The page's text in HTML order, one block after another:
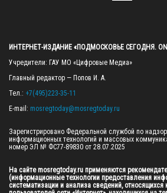
ИНТЕРНЕТ-ИЗДАНИЕ «ПОДМОСКОВЬЕ СЕГОДНЯ.
Учредители: ГАУ МО «Цифровые Медиа»
Главный редактор — Попов И. А.
Тел.: +7(495)223-35-11
E-mail: mosregtoday@mosregtoday.ru
Зарегистрировано Федеральной службой по
информационных технологий и массовых
номер ЭЛ № ФС77-89830 от 28.07.2025
На сайте mosregtoday.ru применяются
(информационные технологии предоставления
систематизации и анализа сведений, относящихся